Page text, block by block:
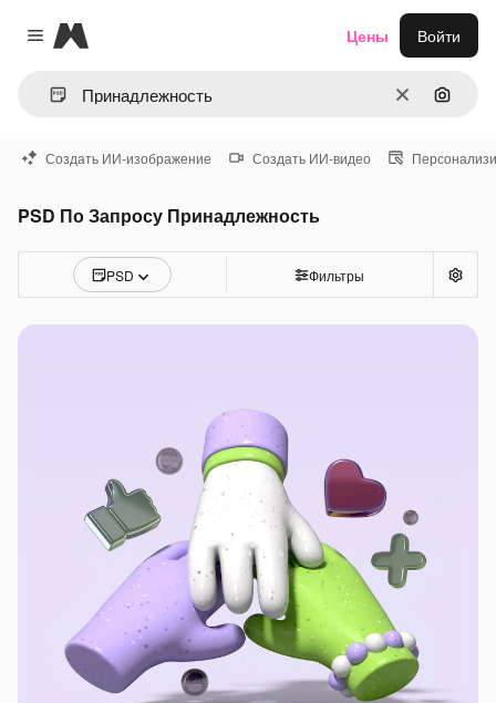
Close menu
Magnific
ОчиститьПоиск
Цены Войти
Создать ИИ-изображение Создать ИИ-видео
PSD По Запросу Принадлежность
PSD Фильтры